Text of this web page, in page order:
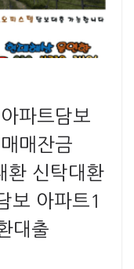
파트담보
매잔금
환 신탁대환
보 아파트1
대출